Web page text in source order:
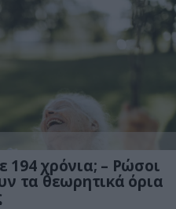
χρόνια; – Ρώσοι
τα θεωρητικά όρια